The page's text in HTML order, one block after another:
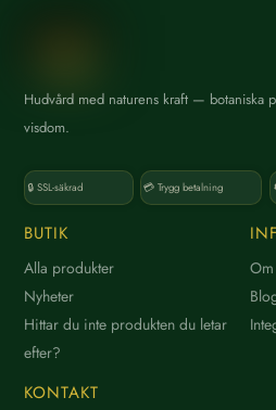
K
e
Hudvård med naturens kraft — botaniska
visdom.
🔒 SSL-säkrad 💳 Trygg betalning
BUTIK
Alla produkter
Nyheter
Hittar du inte produkten du letar
efter?
KONTAKT